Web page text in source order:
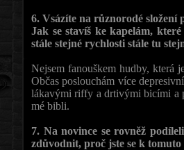
6. Vsázíte na různorodé složení
Jak se stavíš ke kapelám,
stále stejné rychlosti stále tu
Nejsem fanouškem hudby, která
Občas poslouchám více
lákavými riffy a drtivými bicími a
mé bibli.
7. Na novince se rovněž
zdůvodnit, proč jste se k